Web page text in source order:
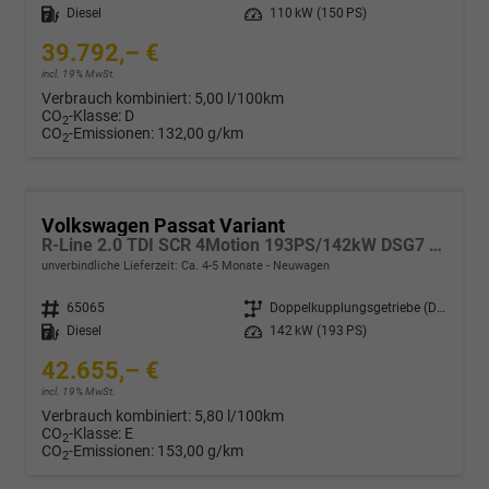
Kraftstoff
Diesel Leistung 110 kW (150 PS)
39.792,– €
incl. 19% MwSt.
Verbrauch kombiniert: 5,00 l/100km
CO2-Klasse: D
CO2-Emissionen: 132,00 g/km
Volkswagen Passat Variant
R-Line 2.0 TDI SCR 4Motion 193PS/142kW DSG7 2026
unverbindliche Lieferzeit: Ca. 4-5 Monate Neuwagen
Fahrzeugnr. 65065 Getriebe
Doppelkupplungsgetriebe (DSG)
Kraftstoff
Diesel Leistung 142 kW (193 PS)
42.655,– €
incl. 19% MwSt.
Verbrauch kombiniert: 5,80 l/100km
CO2-Klasse: E
CO2-Emissionen: 153,00 g/km